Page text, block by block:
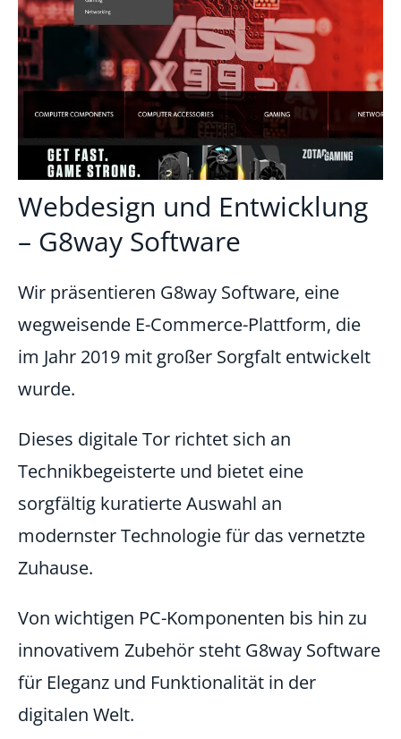
Webdesign und Entwicklung
– G8way Software
Wir präsentieren G8way Software, eine
wegweisende E-Commerce-Plattform, die
im Jahr 2019 mit großer Sorgfalt entwickelt
wurde.
Dieses digitale Tor richtet sich an
Technikbegeisterte und bietet eine
sorgfältig kuratierte Auswahl an
modernster Technologie für das vernetzte
Zuhause.
Von wichtigen PC-Komponenten bis hin zu
innovativem Zubehör steht G8way Software
für Eleganz und Funktionalität in der
digitalen Welt.